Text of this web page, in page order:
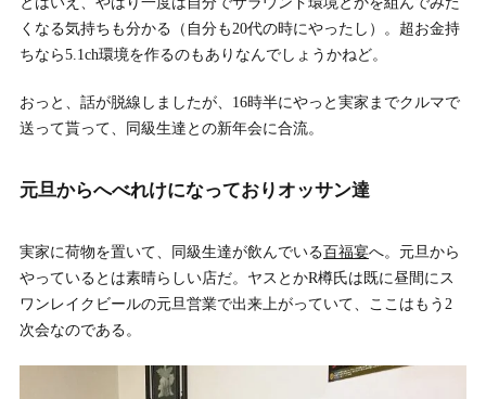
くなる気持ちも分かる（自分も20代の時にやったし）。超お金持
ちなら5.1ch環境を作るのもありなんでしょうかねど。
おっと、話が脱線しましたが、16時半にやっと実家までクルマで
送って貰って、同級生達との新年会に合流。
元旦からへべれけになっておりオッサン達
実家に荷物を置いて、同級生達が飲んでいる百福宴へ。元旦から
やっているとは素晴らしい店だ。ヤスとかR樽氏は既に昼間にス
ワンレイクビールの元旦営業で出来上がっていて、ここはもう2
次会なのである。